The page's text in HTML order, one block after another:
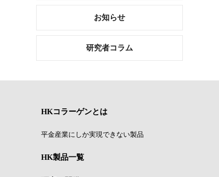
お知らせ
研究者コラム
HKコラーゲンとは
平金産業にしか実現できない製品
HK製品一覧